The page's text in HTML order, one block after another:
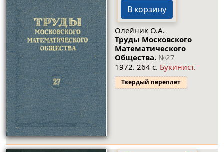
В корзину
Олейник О.А.
Труды Московского
Математического
Общества. №27
1972. 264 с. Букинист.
Твердый переплет